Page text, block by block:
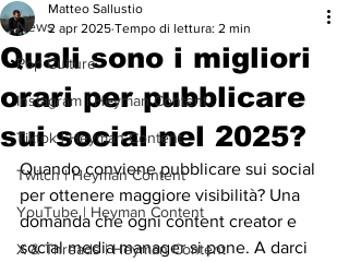
News
Pop Culture
Instagram | Heyman Content
Tiktok | Heyman Content
Twitch | Heyman Content
YouTube | Heyman Content
X & Threads | Heyman Content
Quali sono i migliori
orari per pubblicare
sui social nel 2025?
Matteo Sallustio
2 apr 2025 Tempo di lettura: 2 min
Quando conviene pubblicare sui social
per ottenere maggiore visibilità? Una
domanda che ogni content creator e
social media manager si pone. A darci